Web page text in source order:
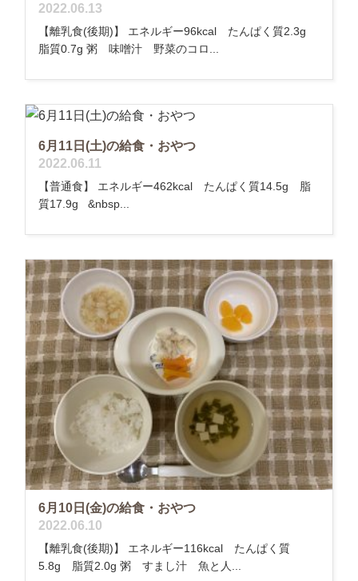
2022.06.13
【離乳食(後期)】 エネルギー96kcal たんぱく質2.3g
脂質0.7g 粥 味噌汁 野菜のコロ...
6月11日(土)の給食・おやつ
2022.06.11
【普通食】 エネルギー462kcal たんぱく質14.5g 脂
質17.9g &nbsp...
6月10日(金)の給食・おやつ
2022.06.10
【離乳食(後期)】 エネルギー116kcal たんぱく質
5.8g 脂質2.0g 粥 すまし汁 魚と人...